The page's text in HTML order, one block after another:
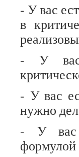
- У вас
в
- У вас
- У вас
нужно
- У вас
формулой